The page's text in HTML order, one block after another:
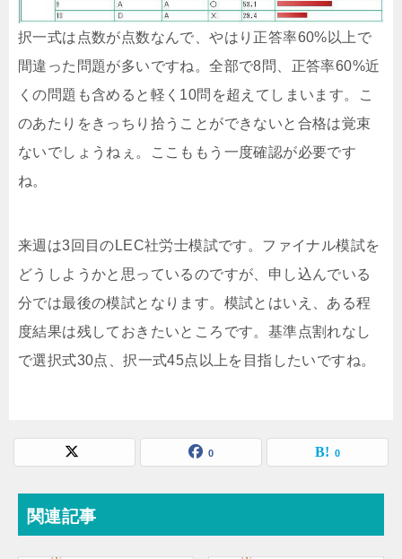
択一式は点数が点数なんで、やはり正答率60%以上で
間違った問題が多いですね。全部で8問、正答率60%近
くの問題も含めると軽く10問を超えてしまいます。こ
のあたりをきっちり拾うことができないと合格は覚束
ないでしょうねぇ。ここももう一度確認が必要です
ね。
来週は3回目のLEC社労士模試です。ファイナル模試を
どうしようかと思っているのですが、申し込んでいる
分では最後の模試となります。模試とはいえ、ある程
度結果は残しておきたいところです。基準点割れなし
で選択式30点、択一式45点以上を目指したいですね。
0 0
関連記事